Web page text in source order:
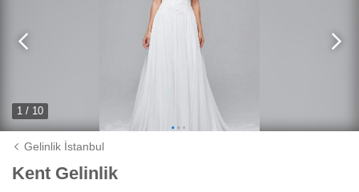
1 / 10
Gelinlik İstanbul
Kent Gelinlik